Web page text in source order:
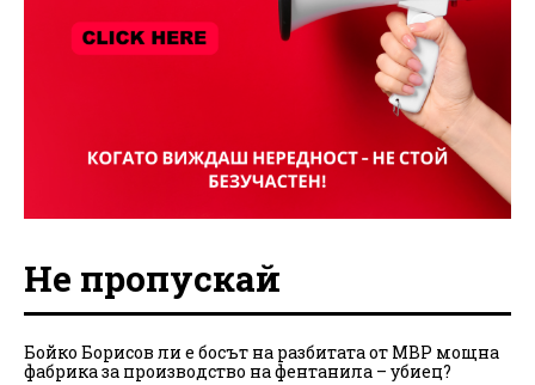
Не пропускай
Бойко Борисов ли е босът на разбитата от МВР мощна
фабрика за производство на фентанила – убиец?